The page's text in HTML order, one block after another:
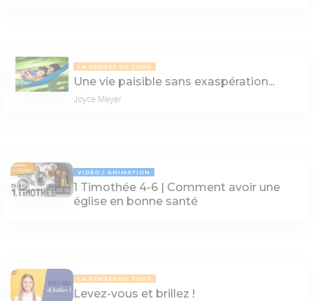
LA PENSÉE DU JOUR
Une vie paisible sans exaspération...
Joyce Meyer
03:56
VIDÉO ANIMATION
1 Timothée 4-6 | Comment avoir une
église en bonne santé
LA PENSÉE DU JOUR
Levez-vous et brillez !